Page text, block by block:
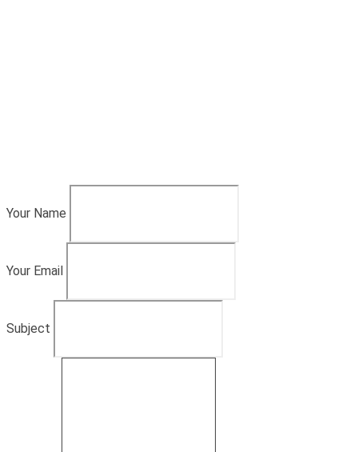
Your Name
Your Email
Subject